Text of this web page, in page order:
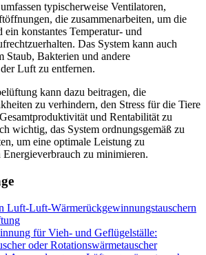
typischerweise Ventilatoren,
die zusammenarbeiten, um die
konstantes Temperatur- und
Das System kann auch
Staub, Bakterien und andere
Luft zu entfernen.
kann dazu beitragen, die
zu verhindern, den Stress für die Tiere
und Rentabilität zu
wichtig, das System ordnungsgemäß zu
um eine optimale Leistung zu
Energieverbrauch zu minimieren.
Luft-Luft-Wärmerückgewinnungstauschern
für Vieh- und Geflügelställe:
oder Rotationswärmetauscher